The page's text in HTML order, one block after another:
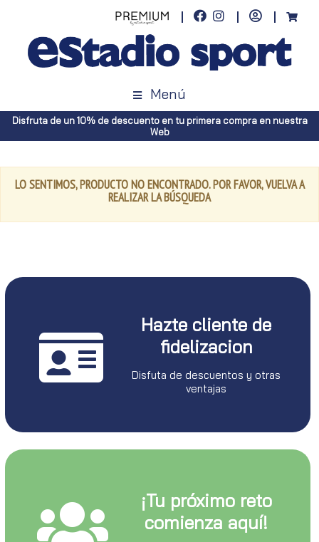
Menú
Disfruta de un 10% de descuento en tu primera compra en nuestra
Web
LO SENTIMOS, PRODUCTO NO ENCONTRADO. POR FAVOR, VUELVA A
REALIZAR LA BÚSQUEDA
Hazte cliente de
fidelizacion
Disfuta de descuentos y otras
ventajas
¡Tu próximo reto
comienza aquí!